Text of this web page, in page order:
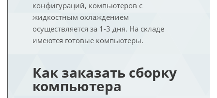
конфигураций, компьютеров с
жидкостным охлаждением
осуществляется за 1-3 дня. На складе
имеются готовые компьютеры.
Как заказать сборку
компьютера